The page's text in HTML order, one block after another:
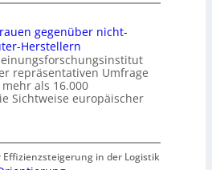
gegenüber nicht-
Herstellern
repräsentativen Umfrage
als 16.000
Sichtweise europäischer
in der Logistik